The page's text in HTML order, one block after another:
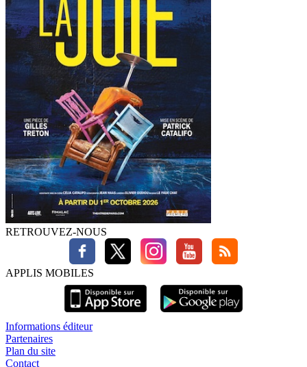
RETROUVEZ-NOUS
APPLIS MOBILES
Informations éditeur
Partenaires
Plan du site
Contact